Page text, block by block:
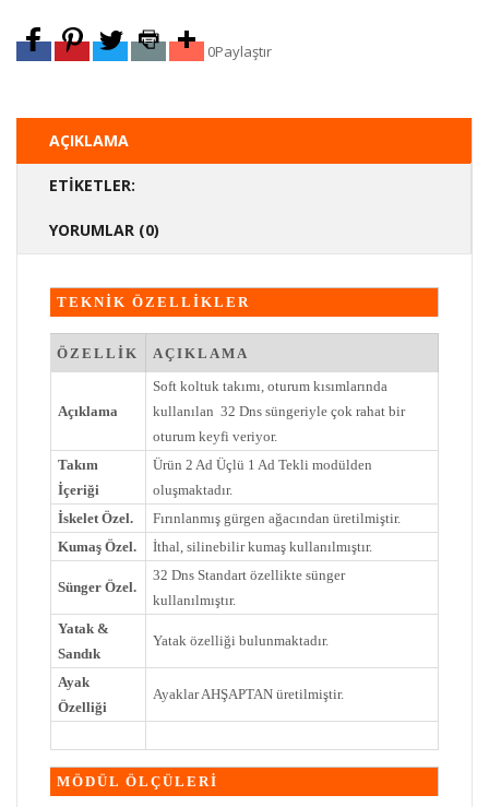
0Paylaştır
AÇIKLAMA
ETIKETLER:
YORUMLAR (0)
TEKNİK ÖZELLİKLER
ÖZELLİK AÇIKLAMA
Açıklama
Soft koltuk takımı, oturum kısımlarında
kullanılan 32 Dns süngeriyle çok rahat bir
oturum keyfi veriyor.
Takım
İçeriği
Ürün 2 Ad Üçlü 1 Ad Tekli modülden
oluşmaktadır.
İskelet Özel.
Fırınlanmış gürgen ağacından üretilmiştir.
Kumaş Özel.
İthal, silinebilir kumaş kullanılmıştır.
Sünger Özel.
32 Dns Standart özellikte sünger
kullanılmıştır.
Yatak &
Sandık
Yatak özelliği bulunmaktadır.
Ayak
Özelliği
Ayaklar AHŞAPTAN üretilmiştir.
MÖDÜL ÖLÇÜLERİ